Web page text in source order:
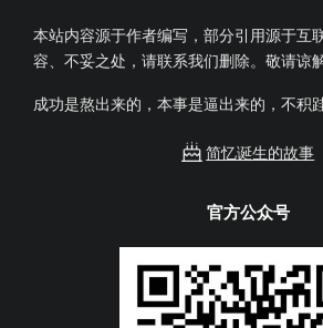
本站内容源于作者编写，部分引用源于互
容、不妥之处，请联系我们删除。敬请谅
成功是熬出来的，本事是逼出来的，不积
简忆诞生的故事
官方公众号